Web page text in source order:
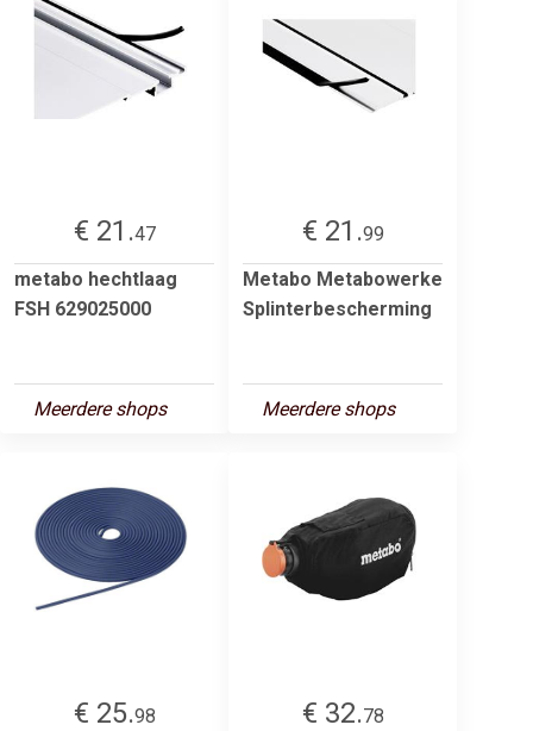
€ 21.47
metabo hechtlaag
FSH 629025000
Meerdere shops
€ 21.99
Metabo Metabowerke
Splinterbescherming
Meerdere shops
€ 25.98
€ 32.78